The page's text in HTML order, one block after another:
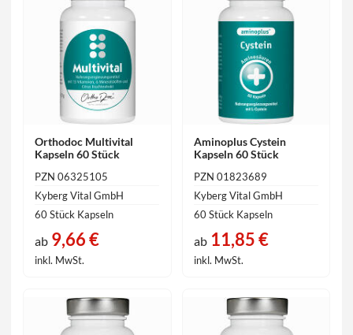
Orthodoc Multivital
Kapseln 60 Stück
PZN 06325105
Kyberg Vital GmbH
60 Stück Kapseln
ab 9,66 €
inkl. MwSt.
Aminoplus Cystein
Kapseln 60 Stück
PZN 01823689
Kyberg Vital GmbH
60 Stück Kapseln
ab11,85 €
inkl. MwSt.